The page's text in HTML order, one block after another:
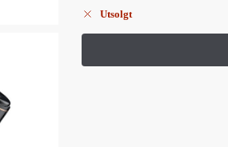
Utsolgt